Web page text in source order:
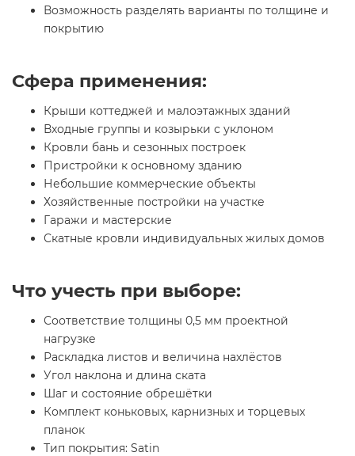
Возможность разделять варианты по толщине и
покрытию
Сфера применения:
Крыши коттеджей и малоэтажных зданий
Входные группы и козырьки с уклоном
Кровли бань и сезонных построек
Пристройки к основному зданию
Небольшие коммерческие объекты
Хозяйственные постройки на участке
Гаражи и мастерские
Скатные кровли индивидуальных жилых домов
Что учесть при выборе:
Соответствие толщины 0,5 мм проектной
нагрузке
Раскладка листов и величина нахлёстов
Угол наклона и длина ската
Шаг и состояние обрешётки
Комплект коньковых, карнизных и торцевых
планок
Тип покрытия: Satin